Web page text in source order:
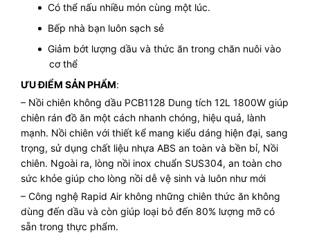
Có thể nấu nhiều món cùng một lúc.
Bếp nhà bạn luôn sạch sẻ
Giảm bớt lượng dầu và thức ăn trong chăn nuôi vào
cơ thể
ƯU ĐIỂM SẢN PHẨM:
– Nồi chiên không dầu PCB1128 Dung tích 12L 1800W giúp
chiên rán đồ ăn một cách nhanh chóng, hiệu quả, lành
mạnh. Nồi chiên với thiết kể mang kiểu dáng hiện đại, sang
trọng, sử dụng chất liệu nhựa ABS an toàn và bền bỉ, Nồi
chiên. Ngoài ra, lòng nồi inox chuẩn SUS304, an toàn cho
sức khỏe giúp cho lòng nồi dễ vệ sinh và luôn như mới
– Công nghệ Rapid Air không những chiên thức ăn không
dùng đến dầu và còn giúp loại bỏ đến 80% lượng mỡ có
sẵn trong thực phẩm.